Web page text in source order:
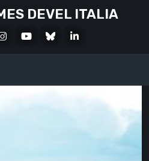
DEVEL ITALIA
InstagramYoutubeBlueskyLinkedIn